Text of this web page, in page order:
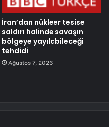
İran’dan nükleer tesise
saldırı halinde savaşın
bölgeye yayılabileceği
tehdidi
Ağustos 7, 2026